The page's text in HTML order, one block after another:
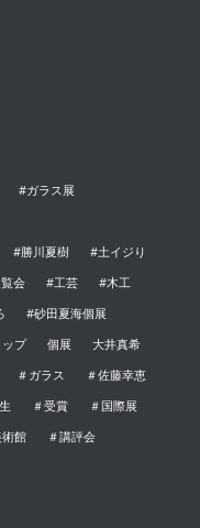
#ガラス展
#勝川夏樹
#土イジり
会 #工芸
#木工
#砂田夏海個展
プ 個展
大井真希
＃ガラス
＃佐藤幸恵
＃受賞
＃国際展
館
＃講評会